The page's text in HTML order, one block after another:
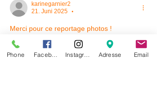
karinegarnier2
21. Juni 2025
•
Merci pour ce reportage photos !
Gefällt mir
Phone Adresse Email